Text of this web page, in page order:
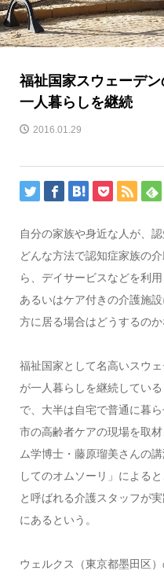
福祉国家スウェーデ
一人暮らしを継続
2016.01.29
自分の家族や身近な人が、
どんな方法で認知症家族の
ら、デイサービスなどを利
あるいはケア付きの介護施
方に居る場合はどうするの
福祉国家として名高いスウ
が一人暮らしを継続してい
で、大半は自宅で普通に暮
市の高齢者ケアの現場を取
ム学博士・藤原瑠美さんの
してのオムソーリ」による
と呼ばれる介護スタッフが
にあるという。
ウェルクス（東京都墨田区